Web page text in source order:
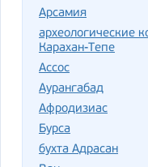
Арсамия
археологические
Карахан-Тепе
Ассос
Аурангабад
Афродизиас
Бурса
бухта Адрасан